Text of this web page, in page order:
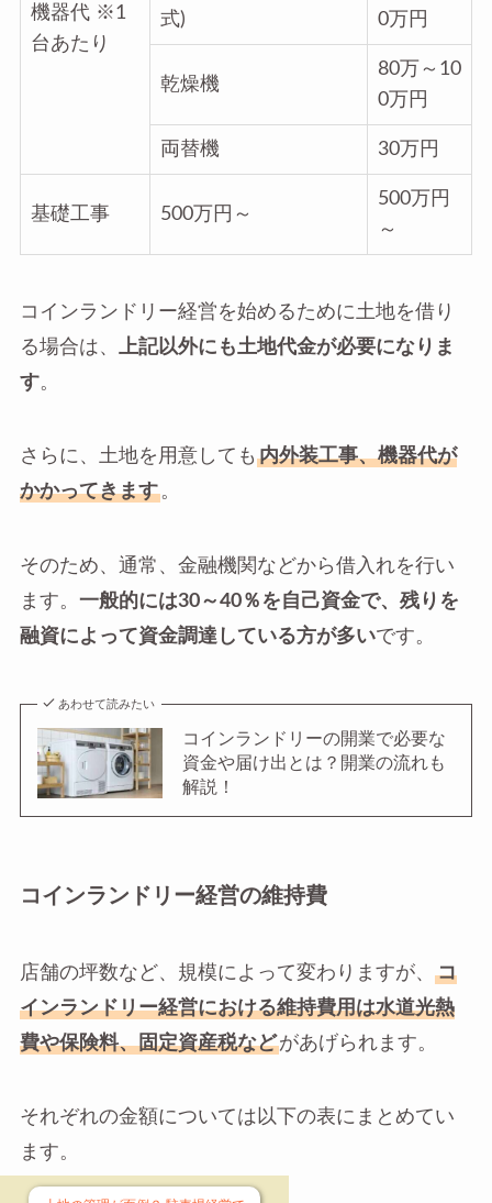
機器代 ※1
台あたり
式)
0万円
乾燥機
80万～10
0万円
両替機 30万円
基礎工事 500万円～
500万円
～
コインランドリー経営を始めるために土地を借り
る場合は、
上記以外にも土地代金が必要になりま
す。
さらに、土地を用意しても 内外装工事、機器代が
かかってきます。
そのため、通常、金融機関などから借入れを行い
ます。 一般的には30～40％を自己資金で、残りを
融資によって資金調達している方が多いです。
あわせて読みたい
コインランドリーの開業で必要な
資金や届け出とは？開業の流れも
解説！
コインランドリー経営の維持費
店舗の坪数など、規模によって変わりますが、
コ
インランドリー経営における維持費用は水道光熱
費や保険料、固定資産税などがあげられます。
それぞれの金額については以下の表にまとめてい
ます。